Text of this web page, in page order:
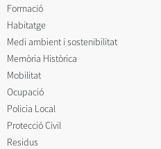
Formació
Habitatge
Medi ambient i sostenibilitat
Memòria Històrica
Mobilitat
Ocupació
Policia Local
Protecció Civil
Residus